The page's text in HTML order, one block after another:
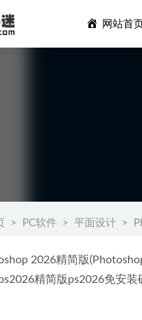
网站首
PC软件 平面设计
2026精简版
精简版ps2026免安